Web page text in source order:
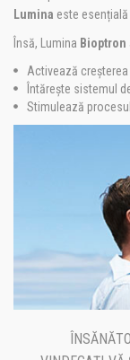
Lumina este
Însă, Lumina Bioptron
Activează
Întărește sistemul
Stimulează